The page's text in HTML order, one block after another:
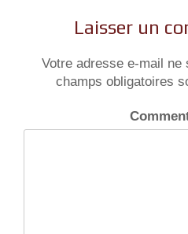
Laisser un
Votre adresse e-mail ne
champs obligatoires